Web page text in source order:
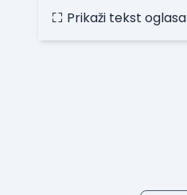
Prikaži tekst oglasa